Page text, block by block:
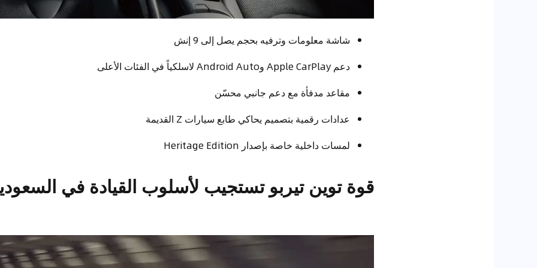
شاشة معلومات وترفيه بحجم يصل إلى 9 إنش
دعم Apple CarPlay وAndroid Auto لاسلكياً في الفئات الأعلى
مقاعد مدفأة مع دعم جانبي محسّن
عدادات رقمية بتصميم يحاكي طابع سيارات Z القديمة
لمسات داخلية خاصة بإصدار Heritage Edition
قوة توين تيربو تستجيب لأسلوب القيادة في